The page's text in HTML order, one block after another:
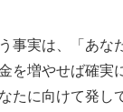
事実は、「あな
を増やせば確実
たに向けて発し